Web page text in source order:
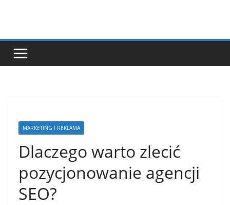
MARKETING I REKLAMA
Dlaczego warto zlecić
pozycjonowanie agencji
SEO?